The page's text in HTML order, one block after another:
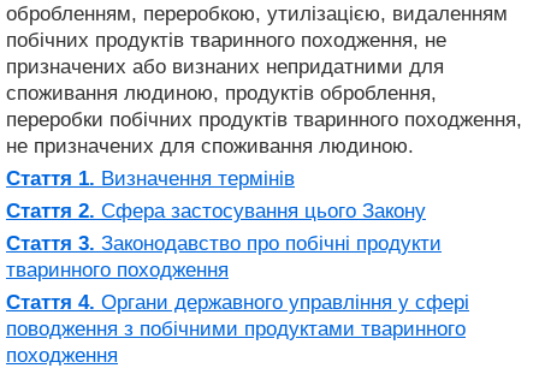
обробленням, переробкою, утилізацією, видаленням
побічних продуктів тваринного походження, не
призначених або визнаних непридатними для
споживання людиною, продуктів оброблення,
переробки побічних продуктів тваринного походження,
не призначених для споживання людиною.
Стаття 1. Визначення термінів
Стаття 2. Сфера застосування цього Закону
Стаття 3. Законодавство про побічні продукти
тваринного походження
Стаття 4. Органи державного управління у сфері
поводження з побічними продуктами тваринного
походження